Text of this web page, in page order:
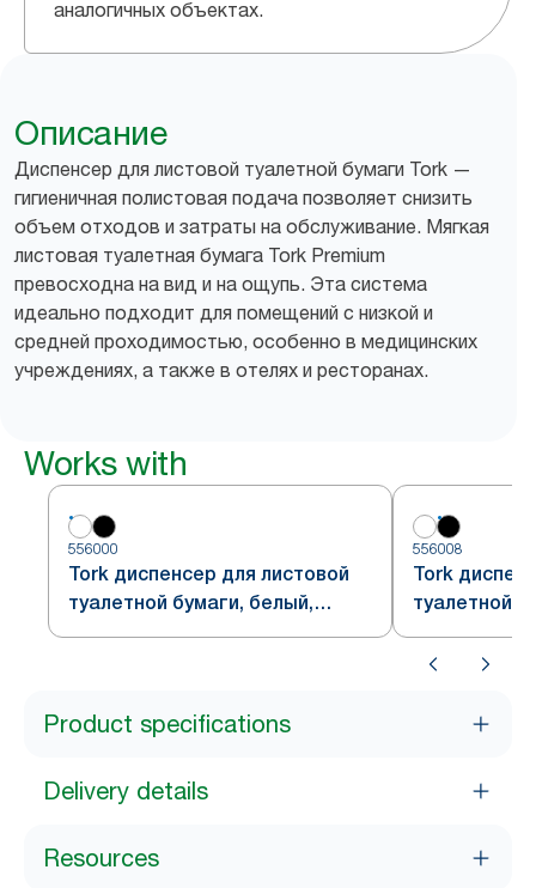
аналогичных объектах.
Описание
Диспенсер для листовой туалетной бумаги Tork —
гигиеничная полистовая подача позволяет снизить
объем отходов и затраты на обслуживание. Мягкая
листовая туалетная бумага Tork Premium
превосходна на вид и на ощупь. Эта система
идеально подходит для помещений с низкой и
средней проходимостью, особенно в медицинских
учреждениях, а также в отелях и ресторанах.
Works with
556000
Tork диспенсер для листовой
туалетной бумаги, белый,
система T3
556008
Tork
туалетной
система T3
Product specifications
Delivery details
Resources